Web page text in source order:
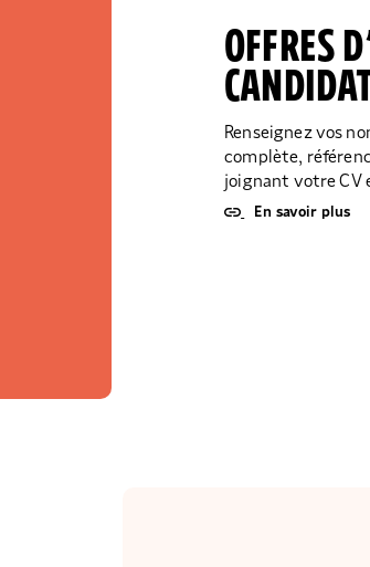
OFFRES
Renseignez vos
complète,
joignant votre CV
En savoir plus